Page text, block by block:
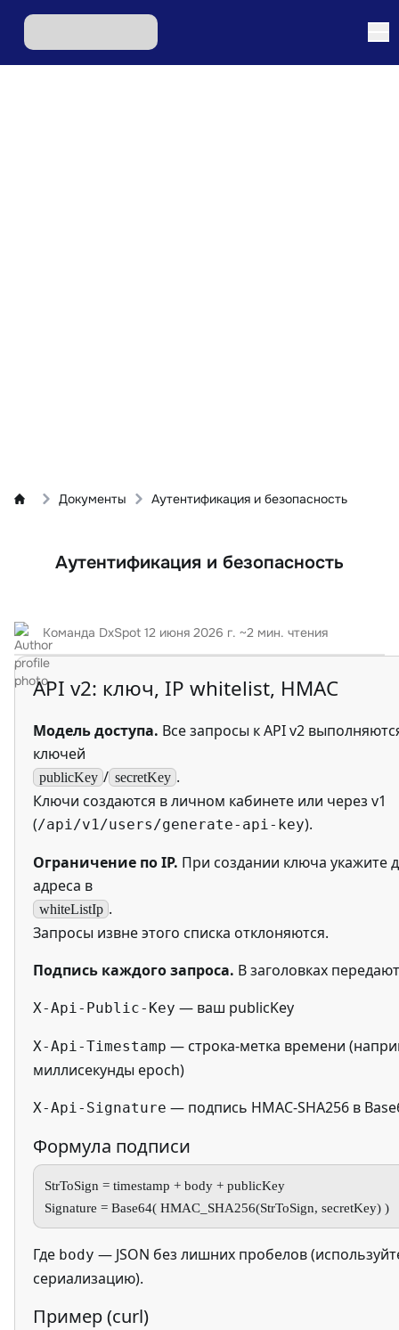
Документы Аутентификация и безопасность
Аутентификация и безопасность
Команда DxSpot 12 июня 2026 г. ~2 мин. чтения
API v2: ключ, IP whitelist, HMAC
Модель доступа. Все запросы к API v2
ключей
publicKey / secretKey .
Ключи создаются в личном кабинете или через v1
(/api/v1/users/generate-api-key).
Ограничение по IP. При создании ключа укажите
адреса в
whiteListIp .
Запросы извне этого списка отклоняются.
Подпись каждого запроса. В заголовках
X-Api-Public-Key — ваш publicKey
X-Api-Timestamp — строка-метка времени
миллисекунды epoch)
X-Api-Signature — подпись HMAC-SHA256 в
Формула подписи
StrToSign = timestamp + body + publicKey
Signature = Base64( HMAC_SHA256(StrToSign, secretKey) )
Где body — JSON без лишних пробелов
сериализацию).
Пример (curl)